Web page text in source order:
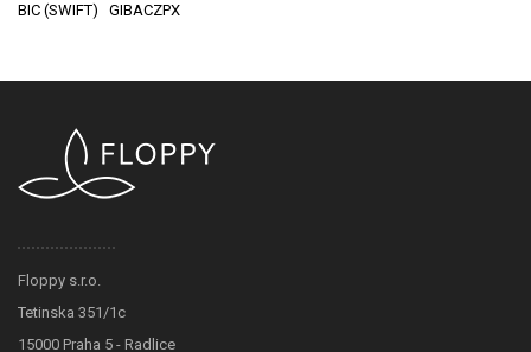
BIC (SWIFT) GIBACZPX
Floppy s.r.o.
Tetinska 351/1c
15000 Praha 5 - Radlice